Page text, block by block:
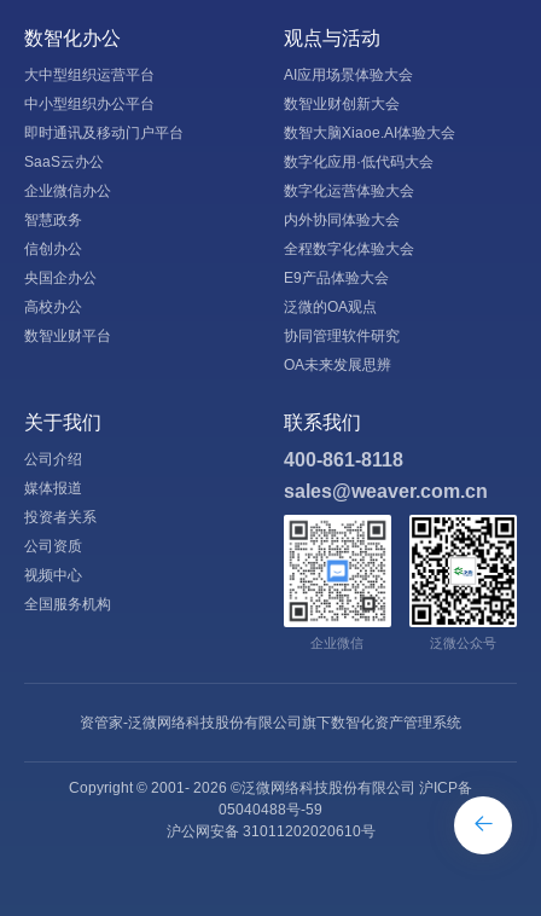
数智化办公
大中型组织运营平台
中小型组织办公平台
即时通讯及移动门户平台
SaaS云办公
企业微信办公
智慧政务
信创办公
央国企办公
高校办公
数智业财平台
观点与活动
AI应用场景体验大会
数智业财创新大会
数智大脑Xiaoe.AI体验大会
数字化应用·低代码大会
数字化运营体验大会
内外协同体验大会
全程数字化体验大会
E9产品体验大会
泛微的OA观点
协同管理软件研究
OA未来发展思辨
关于我们
公司介绍
媒体报道
投资者关系
公司资质
视频中心
全国服务机构
联系我们
400-861-8118
sales@weaver.com.cn
企业微信 泛微公众号
资管家-泛微网络科技股份有限公司旗下数智化资产管理系统
Copyright © 2001- 2026 ©泛微网络科技股份有限公司 沪ICP备
05040488号-59
沪公网安备 31011202020610号